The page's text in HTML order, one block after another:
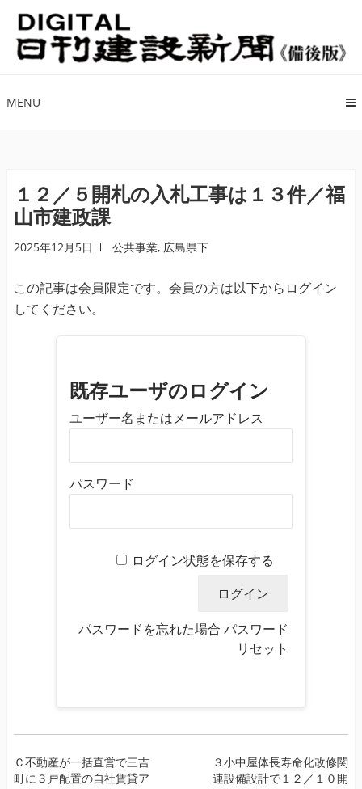
ナ
ビ
ゲ
シ
ッ
プ
コ
ン
テ
ツ
MENU
１２／５開札の入札工事は１３件／福
山市建政課
2025年12月5日 公共事業, 広島県下
この記事は会員限定です。会員の方は以下からログイン
してください。
既存ユーザのログイン
ユーザー名またはメールアドレス
パスワード
ログイン状態を保存する
パスワードを忘れた場合 パスワード
リセット
投
稿
Ｃ不動産が一括直営で三吉
町に３戸配置の自社賃貸ア
３小中屋体長寿命化改修関
連設備設計で１２／１０開